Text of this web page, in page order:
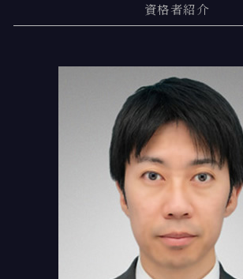
交通事故 治療費 過失割合
交通事故 過失割合
交通事故 相手が過失を認めない場
任意整理 交渉期間
任意整理 債権者 連絡
債務整理 口座凍結
債務整理 おすすめ
個人再生とは 弁護士
債務整理 住宅ローン
債務 任意整理とは
任意整理 個人再生 切り替え
新木場 離婚 弁護士
勝どき 過払い金 弁護士
新木場 債務整理
勝どき 離婚 弁護士
新木場 弁護士基準
勝どき 債務整理
門前仲町 交通事故 相談
勝どき 慰謝料請求
月島 交通事故 弁護士
月島 交通事故 相談
新木場 相続登記
資格者紹介